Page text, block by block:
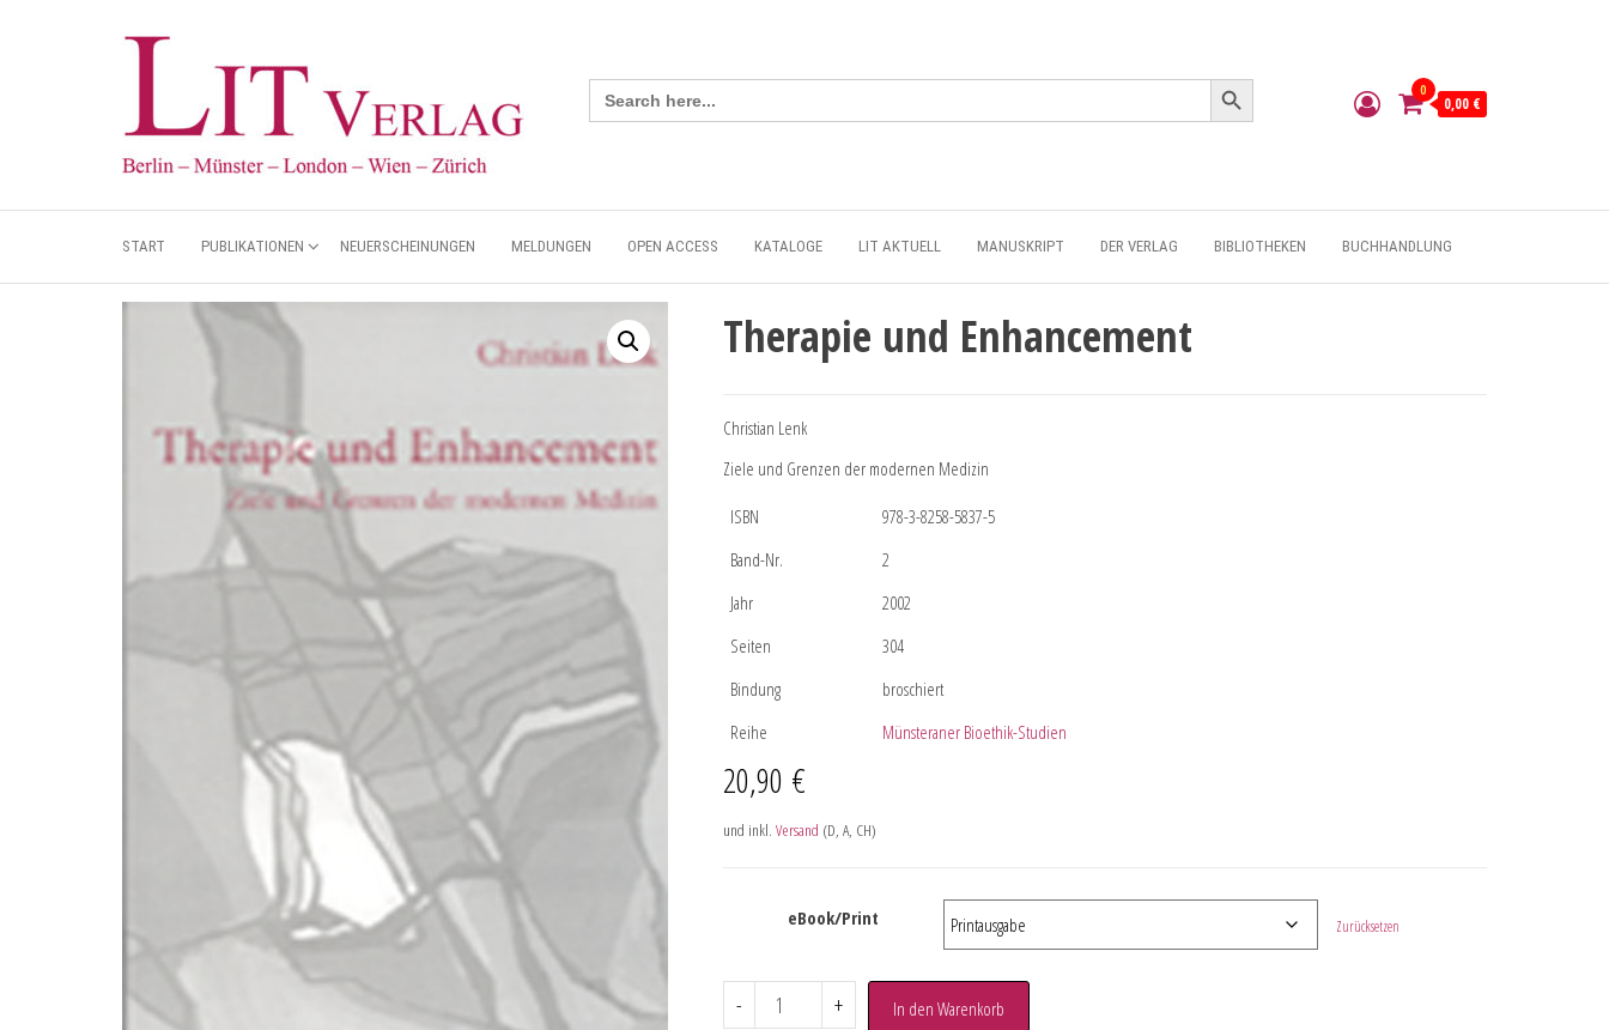
Search
for:
Search Button
0
0,00 €
START PUBLIKATIONEN NEUERSCHEINUNGEN MELDUNGEN OPEN ACCESS KATALOGE LIT AKTUELL MANUSKRIPT DER VERLAG BIBLIOTHEKEN BUCHHANDLUNG
Therapie und Enhancement
Christian Lenk
Ziele und Grenzen der modernen Medizin
ISBN
978-3-8258-5837-5
Band-Nr.
2
Jahr
2002
Seiten
304
Bindung
broschiert
Reihe
Münsteraner Bioethik-Studien
20,90 €
und inkl. Versand (D, A, CH)
eBook/Print Zurücksetzen
- + In den Warenkorb